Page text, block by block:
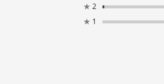
★ 2
★ 1